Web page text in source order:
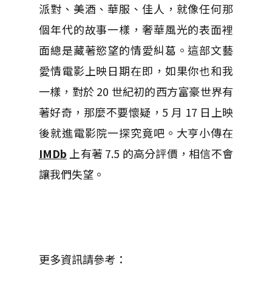
派對、美酒、華服、佳人，就像任何那
個年代的故事一樣，奢華風光的表面裡
面總是藏著慾望的情愛糾葛。這部文藝
愛情電影上映日期在即，如果你也和我
一樣，對於 20 世紀初的西方富豪世界有
著好奇，那麼不要懷疑，5 月 17 日上映
後就進電影院一探究竟吧。大亨小傳在
IMDb 上有著 7.5 的高分評價，相信不會
讓我們失望。
更多資訊請參考：